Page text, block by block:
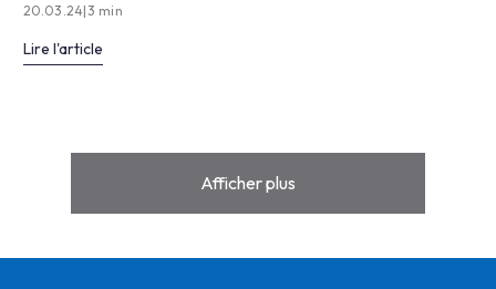
20.03.24|3 min
Lire l'article
Afficher plus